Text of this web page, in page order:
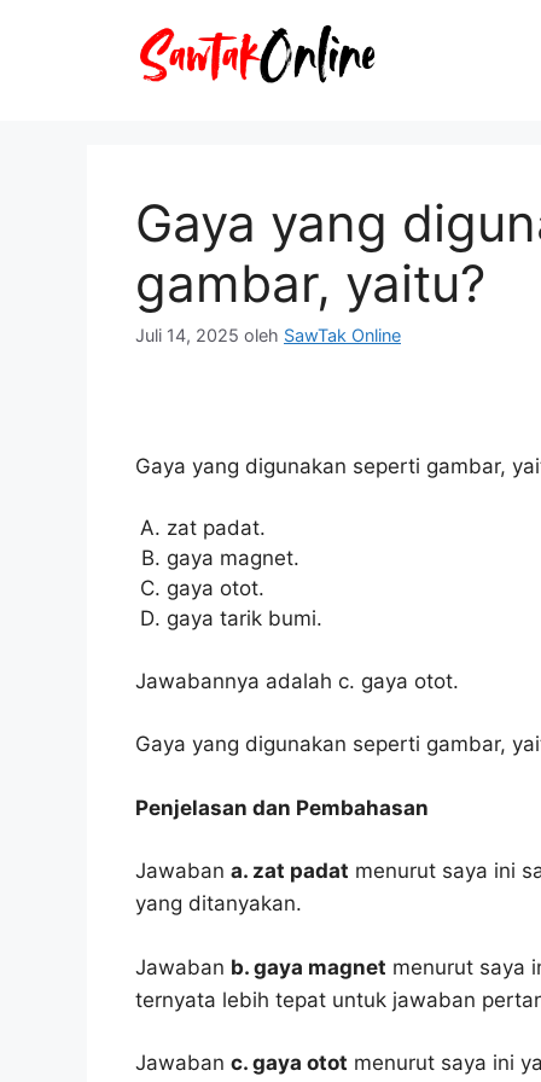
Gaya yang
gambar, yaitu?
Juli 14, 2025 oleh SawTak Online
Gaya yang digunakan seperti gambar,
zat padat.
gaya magnet.
gaya otot.
gaya tarik bumi.
Jawabannya adalah c. gaya otot.
Gaya yang digunakan seperti gambar,
Penjelasan dan Pembahasan
Jawaban a. zat padat menurut saya ini
yang ditanyakan.
Jawaban b. gaya magnet menurut saya
ternyata lebih tepat untuk jawaban
Jawaban c. gaya otot menurut saya ini